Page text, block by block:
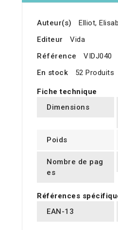
Auteur(s)
Elliot,
Editeur
Vida
Référence
VIDJ040
En stock
52 Produits
Fiche technique
Dimensions
Poids
Nombre de pag
es
Références
EAN-13